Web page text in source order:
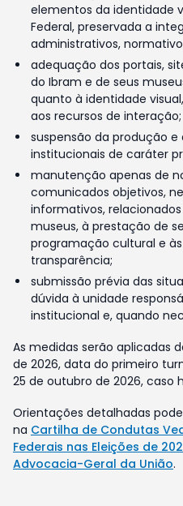
elementos da identidade
Federal, preservada a
administrativos,
adequação dos portais,
do Ibram e de seus
quanto à identidade
aos recursos de interação;
suspensão da produção
institucionais de caráter
manutenção apenas de
comunicados objetivos,
informativos,
museus, à prestação de
programação cultural e
transparência;
submissão prévia das
dúvida à unidade
institucional e, quando
As medidas serão aplicadas
de 2026, data do primeiro
25 de outubro de 2026, caso
Orientações detalhadas
na Cartilha de Condutas
Federais nas Eleições de
Advocacia-Geral da União.